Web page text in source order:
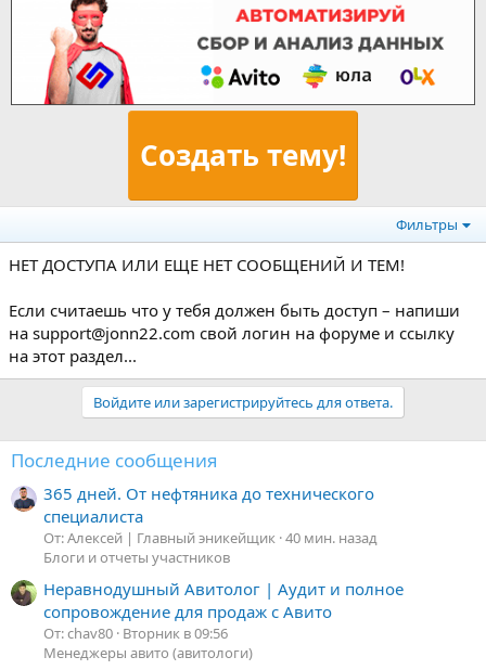
Создать тему!
Фильтры
НЕТ ДОСТУПА ИЛИ ЕЩЕ НЕТ СООБЩЕНИЙ И ТЕМ!
Если считаешь что у тебя должен быть доступ – напиши
на support@jonn22.com свой логин на форуме и ссылку
на этот раздел...
Войдите или зарегистрируйтесь для ответа.
Последние сообщения
365 дней. От нефтяника до технического
специалиста
От: Алексей | Главный эникейщик 40 мин. назад
Блоги и отчеты участников
Неравнодушный Авитолог | Аудит и полное
сопровождение для продаж с Авито
От: chav80 Вторник в 09:56
Менеджеры авито (авитологи)